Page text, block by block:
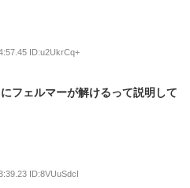
ID:u2UkrCq+
フェルマーが解けるって説明して
ID:8VUuSdcI